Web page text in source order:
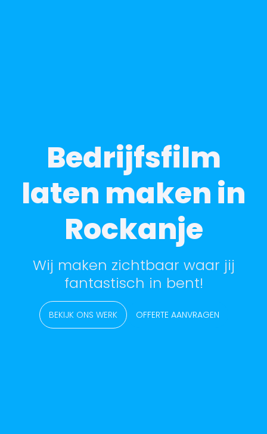
Bedrijfsfilm
laten maken in
Rockanje
Wij maken zichtbaar waar jij
fantastisch in bent!
BEKIJK ONS WERK OFFERTE AANVRAGEN